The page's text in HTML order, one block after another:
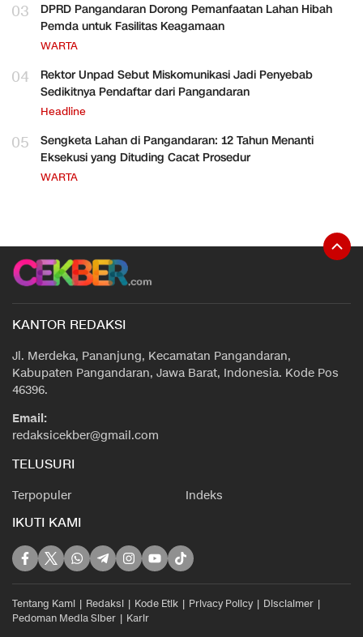
03
DPRD Pangandaran Dorong Pemanfaatan Lahan Hibah
Pemda untuk Fasilitas Keagamaan
WARTA
04
Rektor Unpad Sebut Miskomunikasi Jadi Penyebab
Sedikitnya Pendaftar dari Pangandaran
Headline
05
Sengketa Lahan di Pangandaran: 12 Tahun Menanti
Eksekusi yang Dituding Cacat Prosedur
WARTA
KANTOR REDAKSI
Jl. Merdeka, Pananjung, Kecamatan Pangandaran,
Kabupaten Pangandaran, Jawa Barat, Indonesia. Kode Pos
46396.
Email:
redaksicekber@gmail.com
TELUSURI
Terpopuler Indeks
IKUTI KAMI
Tentang Kami Redaksi Kode Etik Privacy Policy
Disclaimer
Pedoman Media Siber
Karir